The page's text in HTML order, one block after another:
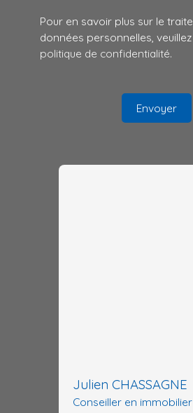
Pour en savoir plus sur le
données personnelles,
politique de confidentialité.
Envoyer
Julien CHASSAGNE
Conseiller en immobilier